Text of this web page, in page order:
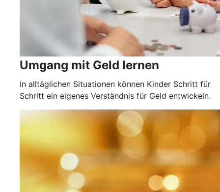
Umgang mit Geld lernen
In alltäglichen Situationen können Kinder Schritt für
Schritt ein eigenes Verständnis für Geld entwickeln.